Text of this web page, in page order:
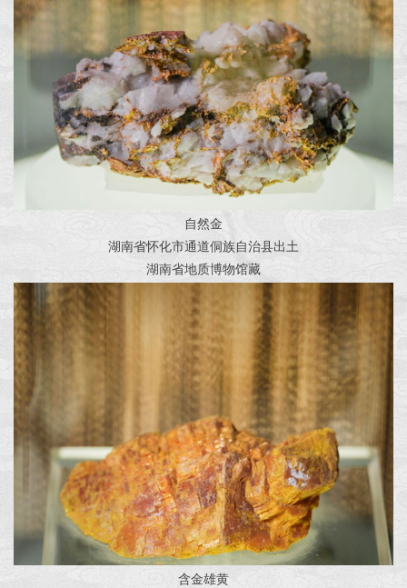
自然金
湖南省怀化市通道侗族自治县出土
湖南省地质博物馆藏
含金雄黄